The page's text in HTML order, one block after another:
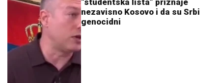
“studentska lista” priznaje
nezavisno Kosovo i da su Srbi
genocidni